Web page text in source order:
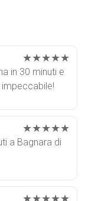
★★★★★
in 30 minuti e
★★★★★
a Bagnara di
★★★★★